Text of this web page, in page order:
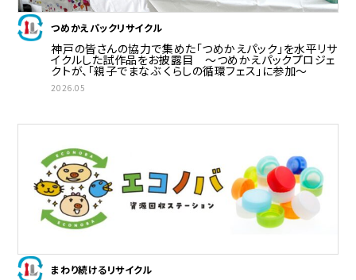
つめかえパックリサイクル
神戸の皆さんの協力で集めた「つめかえパック」を水平リサ
イクルした試作品をお披露目 ～つめかえパックプロジェ
クトが、「親子でまなぶ くらしの循環フェス」に参加～
2026.05
まわり続けるリサイクル